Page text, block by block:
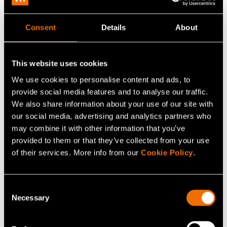
Consent Details About
This website uses cookies
We use cookies to personalise content and ads, to
provide social media features and to analyse our traffic.
We also share information about your use of our site with
our social media, advertising and analytics partners who
may combine it with other information that you’ve
provided to them or that they’ve collected from your use
of their services. More info from our Cookie Policy.
Selection
Necessary
Ota yhteyttä
Katso profiili
Lisää uutisia ja tarinoita